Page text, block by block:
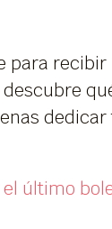
para
dedicar
el último